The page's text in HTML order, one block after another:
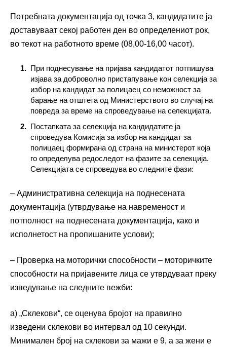
Потребната документација од точка 3, кандидатите ја
доставуваат секој работен ден во определениот рок,
во текот на работното време (08,00-16,00 часот).
При поднесување на пријава кандидатот потпишува
изјава за доброволно пристапување кон селекција за
избор на кандидат за полицаец со неможност за
барање на отштета од Министерството во случај на
повреда за време на спроведување на селекцијата.
Постапката за селекција на кандидатите ја
спроведува Комисија за избор на кандидат за
полицаец формирана од страна на министерот која
го определува редоследот на фазите за селекција.
Селекцијата се спроведува во следните фази:
– Административна селекција на поднесената
документација (утврдување на навременост и
потполност на поднесената документација, како и
исполнетост на пропишаните услови);
– Проверка на моторички способности – моторичките
способности на пријавените лица се утврдуваат преку
изведување на следните вежби:
а) „Склекови“, се оценува бројот на правилно
изведени склекови во интервал од 10 секунди.
Минимален број на склекови за мажи е 9, а за жени е